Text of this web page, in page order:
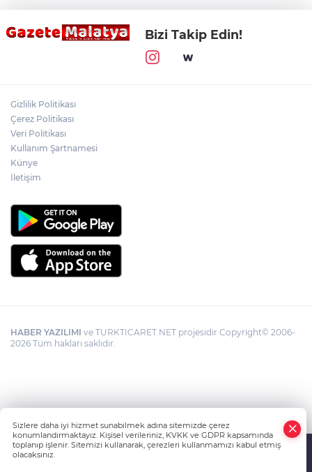
Bizi Takip Edin!
Gizlilik Politikası
Çerez Politikası
Veri Politikası
Kullanım Şartnamesi
Künye
İletişim
HABER YAZILIMI ve TURKTICARET.NET projesidir Copyright© 2006-
2026 Tüm hakları saklıdır.
Sizlere daha iyi hizmet sunabilmek adına sitemizde çerez
konumlandırmaktayız. Kişisel verileriniz, KVKK ve GDPR kapsamında
toplanıp işlenir. Sitemizi kullanarak, çerezleri kullanmamızı kabul etmiş
olacaksınız.